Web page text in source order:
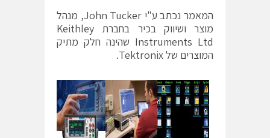
המאמר נכתב ע"י John Tucker, מנהל
מוצר ושיווק בכיר בחברת Keithley
Instruments Ltd שהינה חלק מתיק
המוצרים של Tektronix.